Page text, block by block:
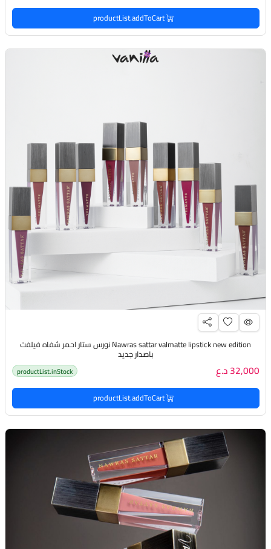
productList.addToCart
Nawras sattar valmatte lipstick new edition نورس ستار احمر شفاه فيلفت
باصدار جديد
32,000 د.ع productList.inStock
productList.addToCart